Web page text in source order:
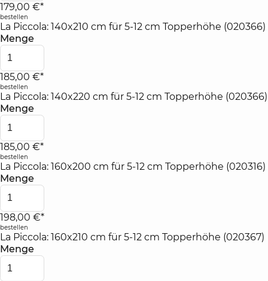
179,00 €*
bestellen
La Piccola: 140x210 cm für 5-12 cm Topperhöhe (020366)
Menge
185,00 €*
bestellen
La Piccola: 140x220 cm für 5-12 cm Topperhöhe (020366)
Menge
185,00 €*
bestellen
La Piccola: 160x200 cm für 5-12 cm Topperhöhe (020316)
Menge
198,00 €*
bestellen
La Piccola: 160x210 cm für 5-12 cm Topperhöhe (020367)
Menge